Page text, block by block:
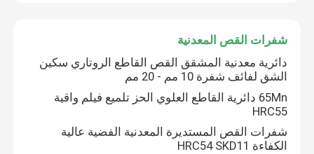
شفرات القص المعدنية
دائرية معدنية المشقق القص القاطع الروتاري سكين
الشق لفائف شفرة 10 مم - 20 مم
65Mn دائرية القاطع العلوي الحز تلميع فيلم واقية
HRC55
شفرات القص المستديرة المعدنية الفضية عالية
الكفاءة HRC54 SKD11